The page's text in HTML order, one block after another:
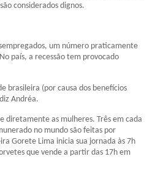
considerados dignos.
um número praticamente
país, a recessão tem provocado
brasileira (por causa dos benefícios
Andréa.
diretamente as mulheres. Três em cada
no mundo são feitas por
Gorete Lima inicia sua jornada às 7h
que vende a partir das 17h em